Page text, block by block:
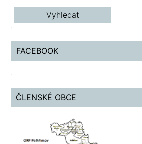
FACEBOOK
ČLENSKÉ OBCE